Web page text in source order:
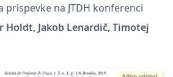
prispevke na JTDH konferenci
Holdt, Jakob Lenardič, Timotej